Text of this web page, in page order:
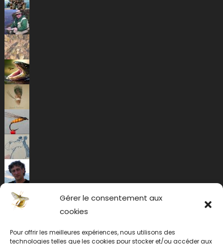
Gérer le consentement aux
cookies
Pour offrir les meilleures expériences, nous utilisons des
technologies telles que les cookies pour stocker et/ou accéder aux